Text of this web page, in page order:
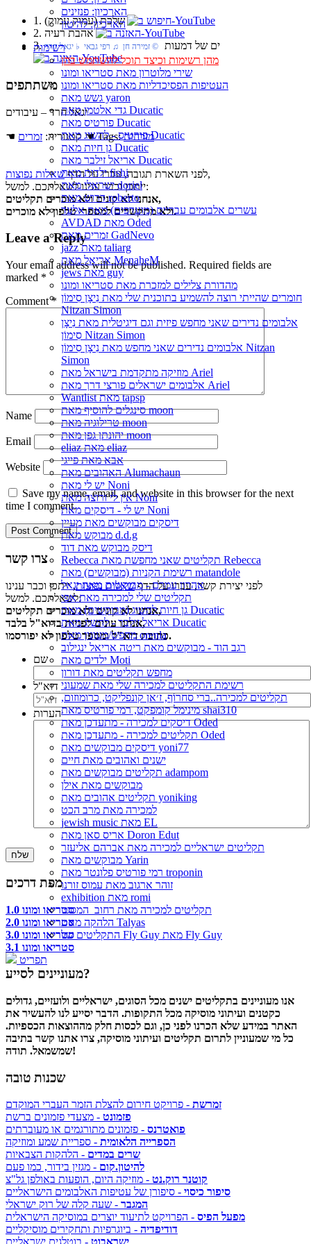
הארכיון: פנזינים
הארכיון: להיטון
רשימות
מהן רשימות וכיצד תוכל להשתמש בהן
שירי מלוטרון מאת סטריאו ומונו
העטיפות הפסיכדליות מאת סטריאו ומונו
גשש מאת yaron
גדי אלטמן מאת Ducatic
פורטיס מאת Ducatic
פורטיס - להשיג מאת Ducatic
גן חיות מאת Ducatic
אריאל זילבר מאת Ducatic
ילדות מאת fishi
ישראלי מאת doriel
דרוש מאת roberto
עשרים אלבומים עבריים (מועדפים) מאת אלעד
AVDAD מאת Oded
זמרים מאת GadNevo
jazz מאת taliarg
אריאל מאת MenaheM
jews מאת guy
מהדורת צלילים למזכרת מאת סטריאו ומונו
חומרים שהייתי רוצה להשמיע בתוכנית שלי מאת נִיצָן סִימוֹן
Nitzan Simon
אלבומים נדירים שאני מחפש פיזית וגם דיגיטלית מאת נִיצָן
סִימוֹן Nitzan Simon
אלבומים נדירים שאני מחפש מאת נִיצָן סִימוֹן Nitzan
Simon
מוזיקה מתקדמת בישראל מאת Ariel
אלבומים ישראלים פורצי דרך מאת Ariel
Wantlist מאת tapsp
סינגלים להוסיף מאת moon
טרילוגיה מאת moon
יהונתן גפן מאת moon
eliaz מאת eliaz
אבא מאת פייגי
האהובים מאת Alumachaun
יש לי מאת Noni
אין לי ורוצה מאת Noni
יש לי - דיסקים מאת Noni
דיסקים מבוקשים מאת מעיין
מבוקש מאת d.d.g
דיסק מבוקש מאת דוד
Rebecca תקליטים שאני מחפשת מאת Rebecca
רשימת הקניות (מבוקשים) מאת matandole
אהרון עמרם - מבוקשים מאת יגאל
תקליטים שלי למכירה מאת אפי
גן חיות להשיג (מבוקשים) מאת Ducatic
אריאל זילבר - להשיג מאת Ducatic
מחפש/מעונין מאת orenla
רגב הוד - מבוקשים מאת ריטה אריאל ינגילוב
ילדים מאת Moti
מחפש תקליטים מאת דורון
רשימת התקליטים למכירה שלי מאת שמעוני
תקליטים למכירה..ברי סחרוֹף, ז׳אן קונפליקט, כרומוזום,
מינימל קומפקט, רמי פורטיס מאת shai310
דיסקים למכירה - מתעדכן מאת Oded
תקליטים למכירה - מתעדכן מאת Oded
דיסקים מבוקשים מאת yoni77
ישנים ואהובים מאת חיים
תקליטים מבוקשים מאת adampom
מבוקשים מאת אילן
תקליטים אהובים מאת yoniking
למכירה מאת מרב הכט
jewish music מאת EL
אריס סאן מאת Doron Edut
תקליטים ישראליים למכירה מאת אברהם אליעזר
מבוקשים מאת Yarin
רמי פורטיס פלונטר מאת troponin
זוהר ארגוב מאת עמוס זורנו
exhibition מאת romi
תקליטים למכירה מאת רחוב_המסגר
הלהקה מאת Talyas
התקליטים של Fly Guy מאת Fly Guy
תפריט
1. שלכת (עמוק עמוק)
2. אהבת רעיה
3. ים של דמעות © זמירה חן ♫ רפי גבאי ♭ יגאל חרד
משתתפים
יגאל חרד – עיבודים
☚ קטגוריה: זמרים ☚ Tags:מזרחית
לפני השארת תגובה, עברו על הדףשאלות נפוצות
,
ייתכן וכבר ענינו לשאלתכם. למשל:
אנחנו לא קונים ולא מוכרים תקליטים,
ולא מתקשרים למספרי טלפון לא מוכרים.
Leave a Reply
Your email address will not be published. Required fields are
marked *
Comment*
Name
Email
Website
Save my name, email, and website in this browser for the next
time I comment.
צרו קשר
לפני יצירת קשר, עברו על הדףשאלות נפוצות, ייתכן וכבר ענינו
לשאלתכם. למשל:
אנחנו לא קונים ולא מוכרים תקליטים,
אנחנו עונים לפניות בדוא"ל בלבד,
כתובת דוא"ל ומספר טלפון לא יפורסמו.
שם
דוא"ל
הערות
מפת דרכים
סטריאו ומונו 1.0
סטריאו ומונו 2.0
סטריאו ומונו 3.0
סטריאו ומונו 3.1
מעוניינים לסייע?
אנו מעוניינים בתקליטים ישנים מכל הסוגים, ישראליים ולועזיים, גדולים
כקטנים ועיתוני מוסיקה מכל התקופות. הדבר יסייע לנו להעשיר את
האתר במידע שלא הכרנו לפני כן, וגם לכסות חלק מההוצאות הכספיות.
כל מי שמעוניין לתרום תקליטים ועיתוני מוסיקה, צרו אתנו קשר בתיבה
שמשמאל. תודה!
שכנות טובה
זמרשת - פרויקט חירום להצלת הזמר העברי המוקדם
פזמונט - מצעדי פזמונים ברשת
פואטרנס - פזמונים מתורגמים או מעוברתים
הספרייה הלאומית - ספריית שמע ומוזיקה
שרים במדים - הלהקות הצבאיות
להיטון.קום - מגזין בידור, כמו פעם
קוטנר רוק.נט - מוזיקה היום, הופעות באולפן גל"צ
סיפור כיסוי - סיפורן של עטיפות האלבומים הישראליים
המגבר - שעה קלה של רוק ישראלי
מפעל הפיס - הפרויקט לתיעוד יוצרים במוסיקה הישראלית
דודיפדיה - ביוגרפיות ותחקירים מוסיקליים